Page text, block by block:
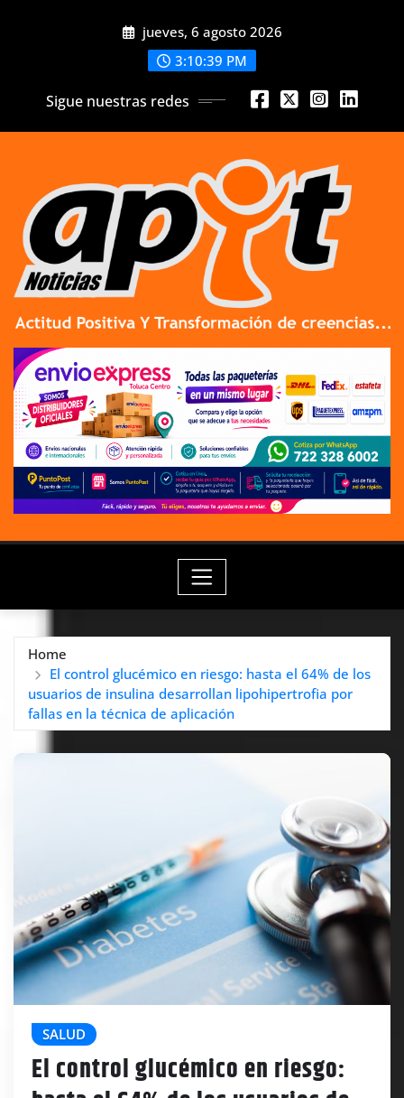
jueves, 6 agosto 2026
3:10:40 PM
Sigue nuestras redes
Home
El control glucémico en riesgo: hasta el 64% de los
usuarios de insulina desarrollan lipohipertrofia por
fallas en la técnica de aplicación
SALUD
El control glucémico en riesgo: